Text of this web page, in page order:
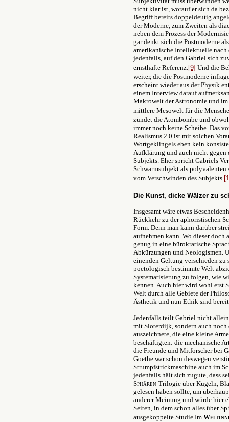
nicht klar ist, worauf er sich da
Begriff bereits doppeldeutig
der Moderne, zum Zweiten als
neben dem Prozess der
gar denkt sich die Postmoderne
amerikanische Intellektuelle
jedenfalls, auf den Gabriel sich
ernsthafte Referenz.[9] Und die
weiter, die die Postmoderne
erscheint wieder aus der Physik
einem Interview darauf
Makrowelt der Astronomie und
mittlere Mesowelt für die
zündet die Atombombe und
immer noch keine Scheibe. Das
Realismus 2.0 ist mit solchen
Wortgeklingels eben kein
Aufklärung und auch nicht gegen
Subjekts. Eher spricht Gabriels
Schwarmsubjekt als polyvalenten
vom Verschwinden des Subjekts.
Die Kunst, dicke Wälzer zu
Insgesamt wäre etwas
Rückkehr zu der aphoristischen
Form. Denn man kann darüber
aufnehmen kann. Wo dieser
genug in eine bürokratische
Abkürzungen und Neologismen.
einenden Geltung verschieden
poetologisch bestimmte Welt
Systematisierung zu folgen, wie
kennen. Auch hier wird wohl erst
Welt durch alle Gebiete der
Ästhetik und nun Ethik sind
Jedenfalls teilt Gabriel nicht
mit Sloterdijk, sondern auch noch
auszeichnete, die eine kleine
beschäftigten: die mechanische
die Freunde und Mitforscher bei
Goethe war schon deswegen
Strumpfstrickmaschine auch im
jedenfalls hält sich zugute, dass
Sphären-Trilogie über Kugeln,
gelesen haben sollte, um
anderer Meinung und würde hier
Seiten, in dem schon alles über
ausgekoppelte Studie Im